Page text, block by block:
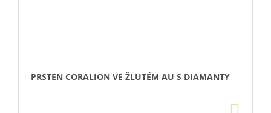
PRSTEN CORALION VE ŽLUTÉM AU S DIAMANTY